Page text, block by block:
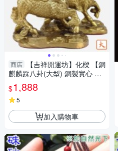
商店
【吉祥開運坊】化樑 【銅
麒麟踩八卦(大型) 銅製實心 梯
居中 外型煞 】開光 擇日
$1,888
5
加入購物車